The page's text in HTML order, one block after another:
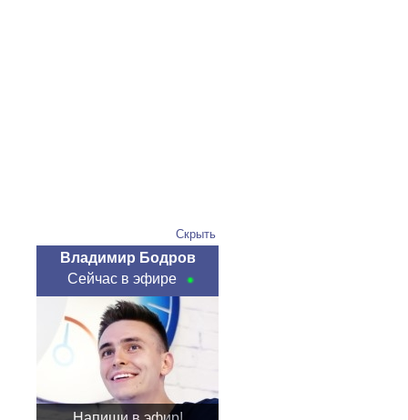
Скрыть
Владимир Бодров
Сейчас в эфире